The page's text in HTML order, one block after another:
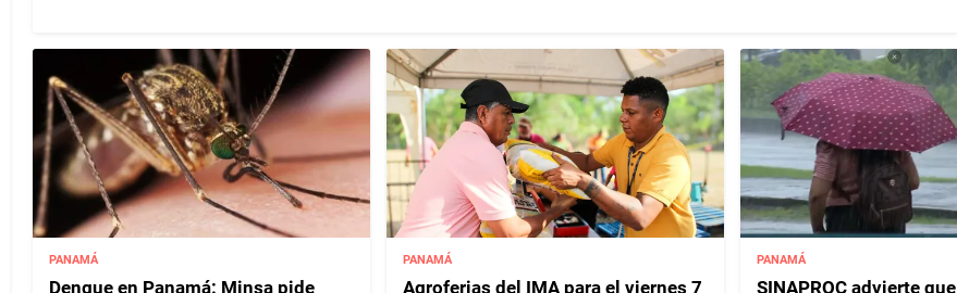
PANAMÁ
Dengue en Panamá: Minsa pide
PANAMÁ
Agroferias del IMA para el viernes 7
PANAMÁ
SINAPROC advierte que